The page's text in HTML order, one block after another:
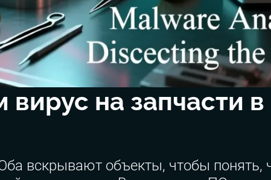
на запчасти в
вскрывают объекты, чтобы понять,